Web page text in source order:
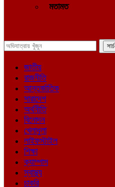
মতামত
জাতীয়
রাজনীতি
আন্তর্জাতিক
সারাদেশ
অর্থনীতি
বিনোদন
খেলাধুলা
লাইফস্টাইল
শিক্ষা
ক্যাম্পাস
স্বাস্থ্য
চাকরি